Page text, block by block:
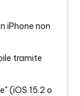
iPhone non
tramite
(iOS 15.2 o